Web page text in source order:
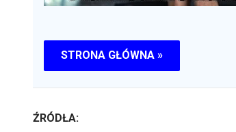
STRONA GŁÓWNA »
ŹRÓDŁA: